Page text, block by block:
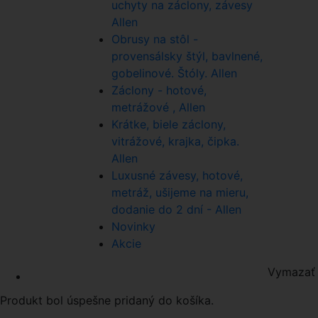
uchyty na záclony, závesy
Allen
Obrusy na stôl -
provensálsky štýl, bavlnené,
gobelinové. Štóly. Allen
Záclony - hotové,
metrážové , Allen
Krátke, biele záclony,
vitrážové, krajka, čipka.
Allen
Luxusné závesy, hotové,
metráž, ušijeme na mieru,
dodanie do 2 dní - Allen
Novinky
Akcie
Produkt bol úspešne pridaný do košíka.